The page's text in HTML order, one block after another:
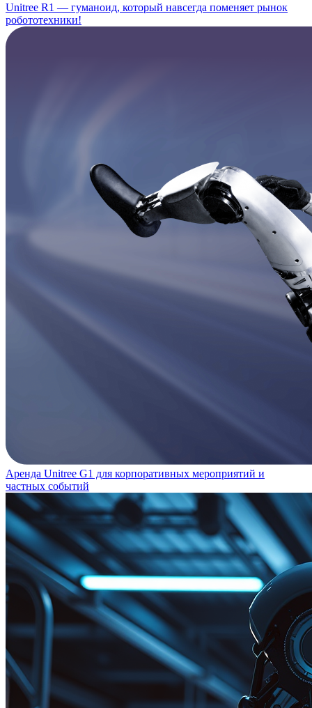
Unitree R1 — гуманоид, который навсегда поменяет рынок
робототехники!
Аренда Unitree G1 для корпоративных мероприятий и
частных событий